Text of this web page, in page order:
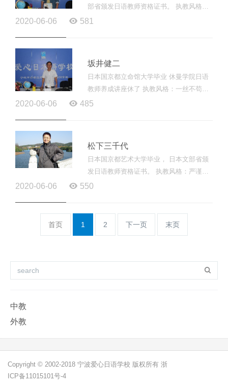
部省颁发日语教师资格证书。 执教风格：
热情洋溢，互动充分 教师寄语： 「継続は
2020-06-06 581
坂井健二
日本国京都立命馆大学毕业 休曼学院日语
教师养成讲座休了 执教风格：一丝不苟、
备课资料详实 教师寄语： 「習うより慣れ
2020-06-06 485
松下三千代
日本国京都艺术大学毕业， 日本文部省颁
发日语教师资格证书。 执教风格：严谨、
活泼 教师寄语： 「使ってこそ言葉、失敗
2020-06-06 550
首页 1 2 下一页 末页
中教
外教
Copyright © 2002-2018 宁波爱心日语学校 版权所有 浙
ICP备11015101号-4